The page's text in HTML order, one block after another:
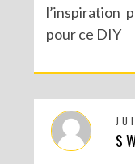
l’inspiration
pour ce DIY